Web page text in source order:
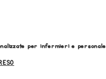
per infermieri e personale